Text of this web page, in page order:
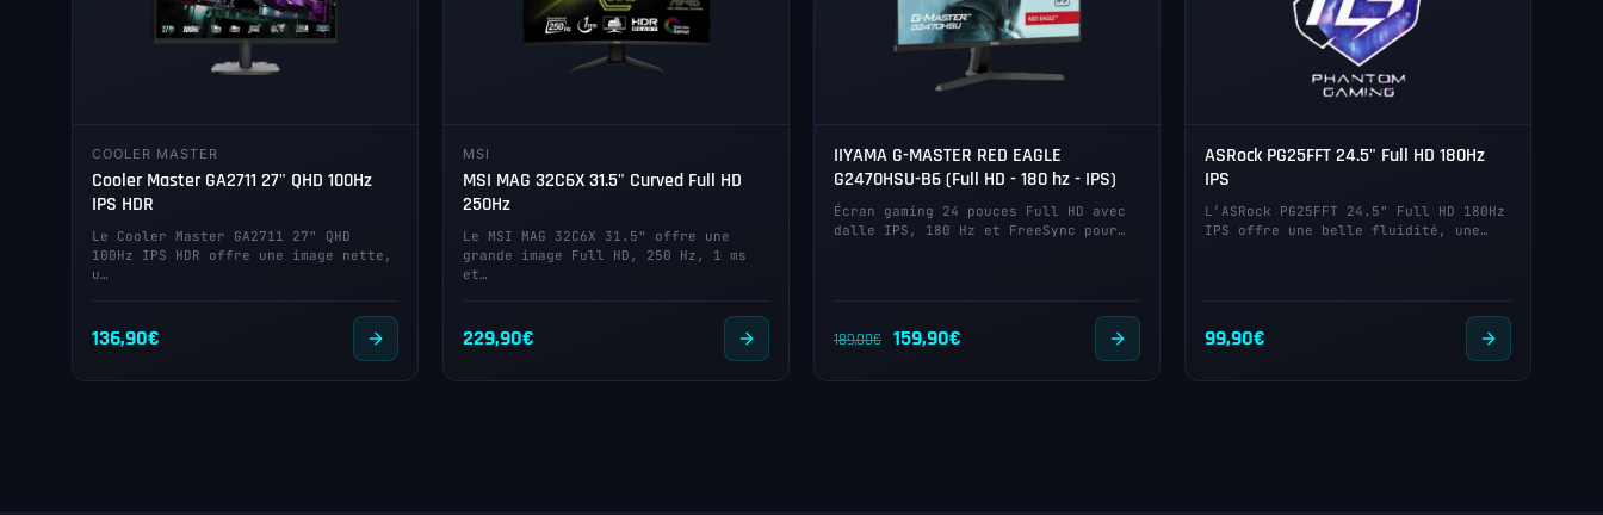
COOLER MASTER
Cooler Master GA2711 27" QHD 100Hz
IPS HDR
Le Cooler Master GA2711 27" QHD
100Hz IPS HDR offre une image nette,
u…
136,90€
MSI
MSI MAG 32C6X 31.5" Curved Full HD
250Hz
Le MSI MAG 32C6X 31.5" offre une
grande image Full HD, 250 Hz, 1 ms
et…
229,90€
IIYAMA G-MASTER RED EAGLE
G2470HSU-B6 (Full HD - 180 hz - IPS)
Écran gaming 24 pouces Full HD avec
dalle IPS, 180 Hz et FreeSync pour…
189,00€
Le
159,90€
ASRock PG25FFT 24.5" Full HD 180Hz
IPS
L’ASRock PG25FFT 24.5" Full HD 180Hz
IPS offre une belle fluidité, une…
99,90€